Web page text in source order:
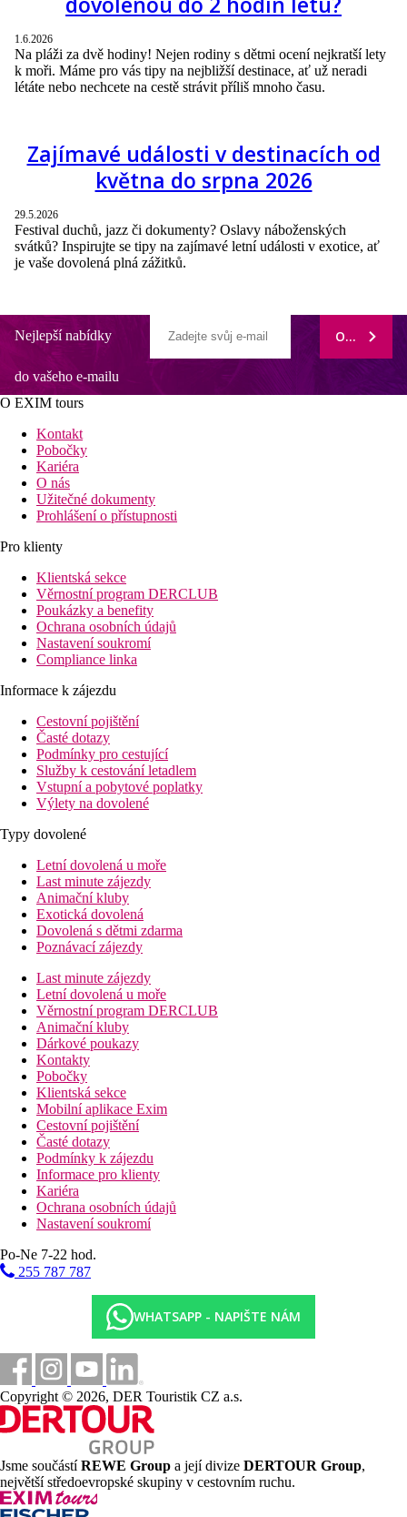
1.6.2026
Na pláži za dvě hodiny! Nejen rodiny s dětmi ocení nejkratší lety
k moři. Máme pro vás tipy na nejbližší destinace, ať už neradi
létáte nebo nechcete na cestě strávit příliš mnoho času.
Zajímavé události v destinacích od
května do srpna 2026
29.5.2026
Festival duchů, jazz či dokumenty? Oslavy náboženských
svátků? Inspirujte se tipy na zajímavé letní události v exotice, ať
je vaše dovolená plná zážitků.
Nejlepší nabídky
do vašeho e-mailu
ODEBÍRAT
O EXIM tours
Kontakt
Pobočky
Kariéra
O nás
Užitečné dokumenty
Prohlášení o přístupnosti
Pro klienty
Klientská sekce
Věrnostní program DERCLUB
Poukázky a benefity
Ochrana osobních údajů
Nastavení soukromí
Compliance linka
Informace k zájezdu
Cestovní pojištění
Časté dotazy
Podmínky pro cestující
Služby k cestování letadlem
Vstupní a pobytové poplatky
Výlety na dovolené
Typy dovolené
Letní dovolená u moře
Last minute zájezdy
Animační kluby
Exotická dovolená
Dovolená s dětmi zdarma
Poznávací zájezdy
Last minute zájezdy
Letní dovolená u moře
Věrnostní program DERCLUB
Animační kluby
Dárkové poukazy
Kontakty
Pobočky
Klientská sekce
Mobilní aplikace Exim
Cestovní pojištění
Časté dotazy
Podmínky k zájezdu
Informace pro klienty
Kariéra
Ochrana osobních údajů
Nastavení soukromí
Po-Ne 7-22 hod.
255 787 787
WHATSAPP - NAPIŠTE NÁM
Copyright © 2026, DER Touristik CZ a.s.
Jsme součástíREWE Group a její divize DERTOUR Group,
největší středoevropské skupiny v cestovním ruchu.